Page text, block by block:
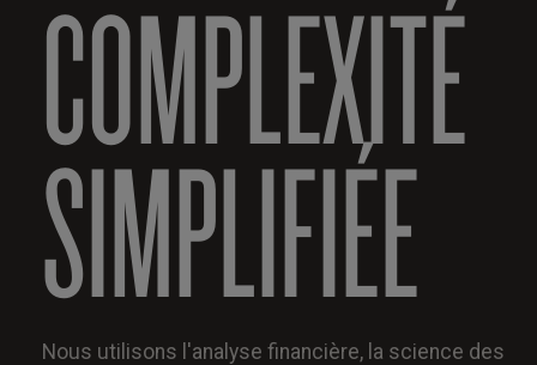
COMPLEXITÉ
SIMPLIFIÉE
Nous utilisons l'analyse financière, la science des